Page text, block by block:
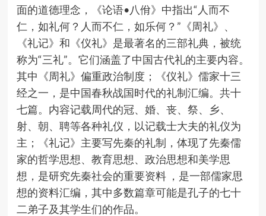
面的道德理念，《论语•八佾》中指出“人而不
仁，如礼何？人而不仁，如乐何？”《周礼》、
《礼记》和《仪礼》是最著名的三部礼典，被统
称为“三礼”。它们涵盖了中国古代礼的主要内容。
其中《周礼》偏重政治制度；《仪礼》儒家十三
经之一，是中国春秋战国时代的礼制汇编。共十
七篇。内容记载周代的冠、婚、丧、祭、乡、
射、朝、聘等各种礼仪，以记载士大夫的礼仪为
主；《礼记》主要写先秦的礼制，体现了先秦儒
家的哲学思想、教育思想、政治思想和美学思
想，是研究先秦社会的重要资料 ，是一部儒家思
想的资料汇编，其中多数篇章可能是孔子的七十
二弟子及其学生们的作品。